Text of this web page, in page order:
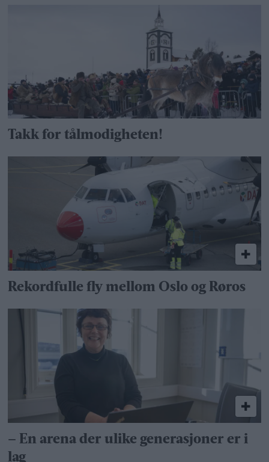
Takk for tålmodigheten!
Rekordfulle fly mellom Oslo og Røros
– En arena der ulike generasjoner er i
lag